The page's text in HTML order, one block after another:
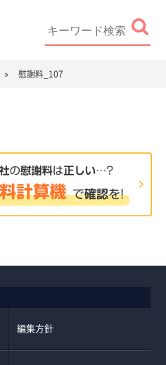
» 慰謝料_107
編集方針